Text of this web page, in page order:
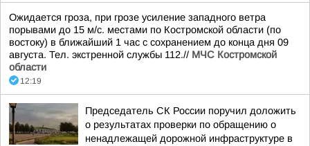
Ожидается гроза, при грозе усиление западного ветра
порывами до 15 м/с. местами по Костромской области (по
востоку) в ближайший 1 час с сохранением до конца дня 09
августа. Тел. экстренной службы 112.// МЧС Костромской
области
12:19
Председатель СК России поручил доложить
о результатах проверки по обращению о
ненадлежащей дорожной инфраструктуре в